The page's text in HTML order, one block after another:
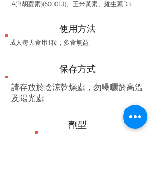
A(B胡蘿素)(5000IU)、玉米黃素、維生素D3
成人每天食用1粒，多食無益
使用方法
​請存放於陰涼乾燥處，勿曝曬於高溫
及陽光處
保存方式
劑型